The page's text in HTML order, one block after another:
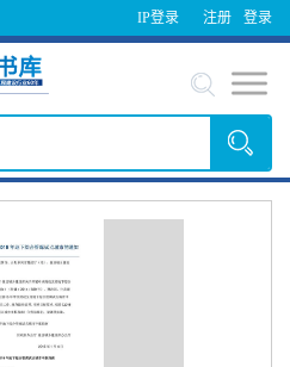
IP登录 登录
注册